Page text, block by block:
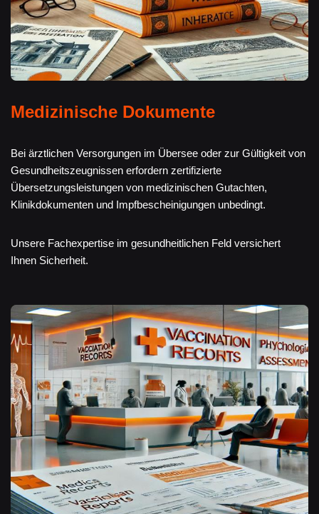
Medizinische Dokumente
Bei ärztlichen Versorgungen im Übersee oder zur Gültigkeit von
Gesundheitszeugnissen erfordern zertifizierte
Übersetzungsleistungen von medizinischen Gutachten,
Klinikdokumenten und Impfbescheinigungen unbedingt.
Unsere Fachexpertise im gesundheitlichen Feld versichert
Ihnen Sicherheit.